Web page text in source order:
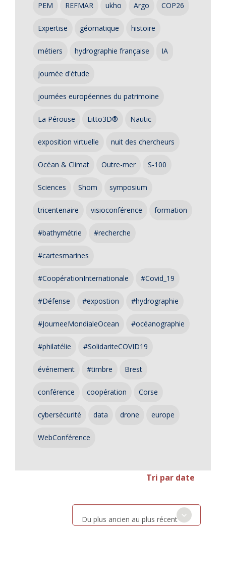
PEM REFMAR ukho Argo COP26
Expertise géomatique histoire
métiers hydrographie française IA
journée d'étude
journées européennes du patrimoine
La Pérouse Litto3D® Nautic
exposition virtuelle nuit des chercheurs
Océan & Climat Outre-mer S-100
Sciences Shom symposium
tricentenaire visioconférence formation
#bathymétrie #recherche
#cartesmarines
#CoopérationInternationale #Covid_19
#Défense #expostion #hydrographie
#JourneeMondialeOcean #océanographie
#philatélie #SolidariteCOVID19
événement #timbre Brest
conférence coopération Corse
cybersécurité data drone europe
WebConférence
Tri par date
Du plus ancien au plus récent